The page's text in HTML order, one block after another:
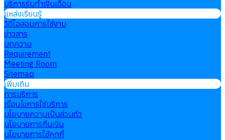
บริการรับทำเงินเดือน
แหล่งเรียนรู้
วิดีโอสอนการใช้งาน
ข่าวสาร
บทความ
Requirement
Meeting Room
Sitemap
เพิ่มเติม
การบริการ
เงื่อนไขการใช้บริการ
นโยบายความเป็นส่วนตัว
นโยบายการคืนเงิน
นโยบายการใช้คุกกี้